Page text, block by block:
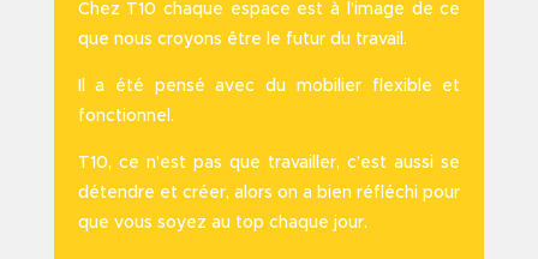
Chez T10 chaque espace est à l’image de ce
que nous croyons être le futur du travail.
Il a été pensé avec du mobilier flexible et
fonctionnel.
T10, ce n’est pas que travailler, c’est aussi se
détendre et créer, alors on a bien réfléchi pour
que vous soyez au top chaque jour.